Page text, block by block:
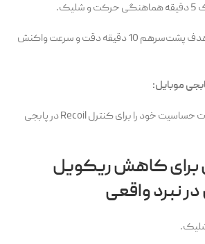
– Burst کوتاه روی سه هدف پشت‌سرهم 10 دقیقه دقت و سرعت واکنش
موبایل:
اسلحه، اتچمنت و تنظیمات حساسیت خود را برای کنترل Recoil در پابجی
برای کاهش ریکویل
نبرد واقعی